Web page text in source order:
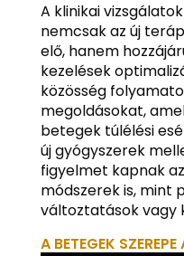
A klinikai
nemcsak az új
elő, hanem
kezelések
közösség
megoldásokat,
betegek túlélési
új gyógyszerek
figyelmet kapnak
módszerek is, mint
változtatások vagy
A BETEGEK SZEREPE